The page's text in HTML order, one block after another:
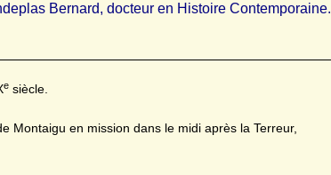
Bernard, docteur en Histoire Contemporaine.
e siècle.
Montaigu en mission dans le midi après la Terreur,